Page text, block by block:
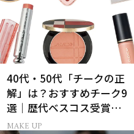
40代・50代「チークの正
解」は？おすすめチーク9
選｜歴代ベスコス受賞ま
とめ＆正しい使い方
MAKE UP